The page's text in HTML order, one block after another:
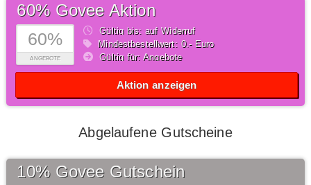
60%
ANGEBOTE
60% Govee Aktion
Gültig bis: auf Widerruf
Mindestbestellwert: 0,- Euro
Gültig für: Angebote
Aktion anzeigen
Abgelaufene Gutscheine
10% Govee Gutschein